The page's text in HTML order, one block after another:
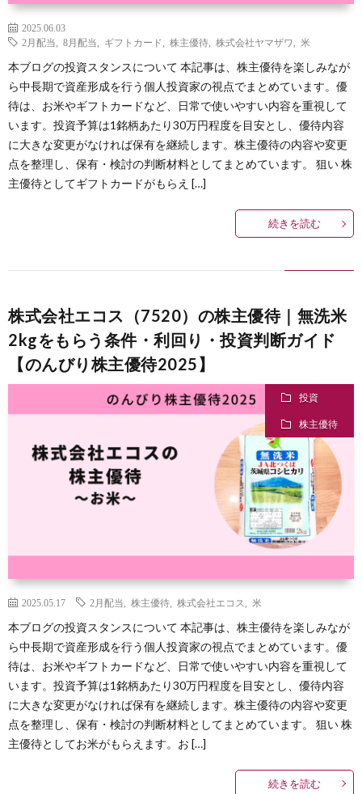
2025.06.03
2月配当
8月配当 ギフトカード 株主優待 株式会社ヤマザワ 米
本ブログの投資スタンスについて 本記事は、株主優待を楽しみなが
ら中長期で資産形成を行う個人投資家の視点でまとめています。優
待は、お米やギフトカードなど、日常で使いやすい内容を重視して
います。投資予算は1銘柄あたり30万円程度を目安とし、優待内容
に大きな変更がなければ保有を継続します。株主優待の内容や変更
点を整理し、保有・検討の判断材料としてまとめています。 狙い 株
主優待としてギフトカードがもらえ […]
続きを読む
株式会社エコス（7520）の株主優待｜無洗米
2kgをもらう条件・利回り・投資判断ガイド
【のんびり株主優待2025】
投資
株主優待
2025.05.17 2月配当 株主優待 株式会社エコス 米
本ブログの投資スタンスについて 本記事は、株主優待を楽しみなが
ら中長期で資産形成を行う個人投資家の視点でまとめています。優
待は、お米やギフトカードなど、日常で使いやすい内容を重視して
います。投資予算は1銘柄あたり30万円程度を目安とし、優待内容
に大きな変更がなければ保有を継続します。株主優待の内容や変更
点を整理し、保有・検討の判断材料としてまとめています。 狙い 株
主優待としてお米がもらえます。お […]
続きを読む